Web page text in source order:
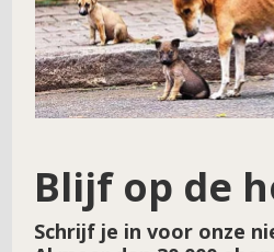
E-mail*
Site
Blijf op de
Schrijf je in voor onze